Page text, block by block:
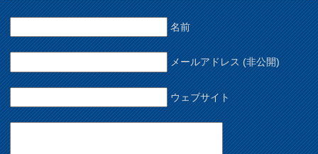
名前
メールアドレス (非公開)
ウェブサイト